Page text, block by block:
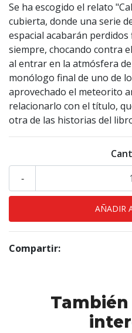
Se ha escogido el relato
cubierta, donde una serie
espacial acabarán
siempre, chocando contra
al entrar en la atmósfera
monólogo final de uno de
aprovechado el meteorito
relacionarlo con el título,
otra de las historias del
-
Compartir: